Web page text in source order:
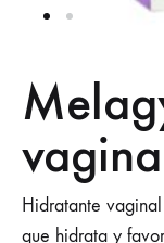
Hidratante
que hidrata y